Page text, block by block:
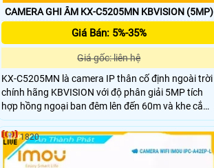
CAMERA GHI ÂM KX-C5205MN KBVISION (5MP)
Giá Bán: 5%-35%
Giá gốc: liên hệ
KX-C5205MN là camera IP thân cố định ngoài trời
chính hãng KBVISION với độ phân giải 5MP tích
hợp hồng ngoại ban đêm lên đến 60m và khe cắm
thẻ nhớ tối đa 256GB. Camera hỗ trợ POE tích hợp
micro ghi âm và khả năng phân biệt người và xe
thông minh, phù hợp lắp đặt an ninh hiệu quả. Với
thiết kế vỏ kim loại chuẩn IP67 chống nước bụi
1820